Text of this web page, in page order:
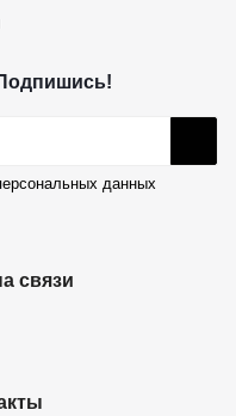
данных
связи